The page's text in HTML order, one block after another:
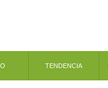
TENDENCIA